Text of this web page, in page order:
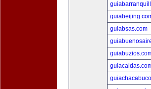
guiabsas.com